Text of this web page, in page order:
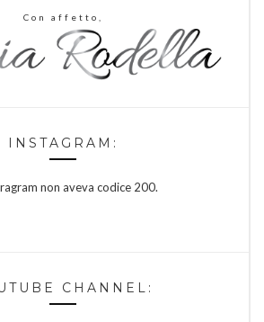
Con affetto,
INSTAGRAM:
non aveva codice 200.
CHANNEL: